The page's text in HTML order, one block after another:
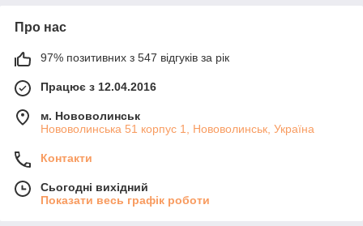
Про нас
97% позитивних з 547 відгуків за рік
Працює з 12.04.2016
м. Нововолинськ
Нововолинська 51 корпус 1, Нововолинськ, Україна
Контакти
Сьогодні вихідний
Показати весь графік роботи